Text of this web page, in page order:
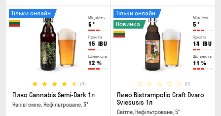
Міцність
5 °
Гіркота
15 IBU
Щільність
12 %
(3)
Тільки онлайн
Пиво Cannabis Semi-Dark 1л
Напівтемне, Нефільтроване, 5°
Міцність
5 °
Гіркота
14 IBU
Щільність
11 %
(0)
Тільки онлайн
Новинка
Пиво Bistrampolio Craft Dvaro
Sviesusis 1л
Світле, Нефільтроване, 5°